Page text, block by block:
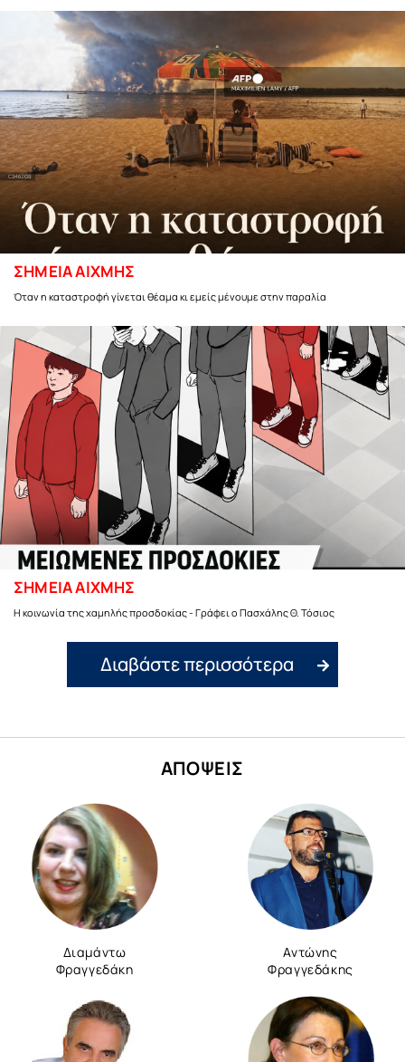
ΣΗΜΕΙΑ ΑΙΧΜΗΣ
Όταν η καταστροφή γίνεται θέαμα κι εμείς μένουμε στην παραλία
ΣΗΜΕΙΑ ΑΙΧΜΗΣ
Η κοινωνία της χαμηλής προσδοκίας - Γράφει ο Πασχάλης Θ. Τόσιος
Διαβάστε περισσότερα
ΑΠΟΨΕΙΣ
Διαμάντω
Φραγγεδάκη
Αντώνης
Φραγγεδάκης